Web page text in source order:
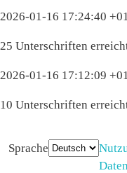
2026-01-16 17:24:40
25 Unterschriften
2026-01-16 17:12:09
10 Unterschriften
Sprache